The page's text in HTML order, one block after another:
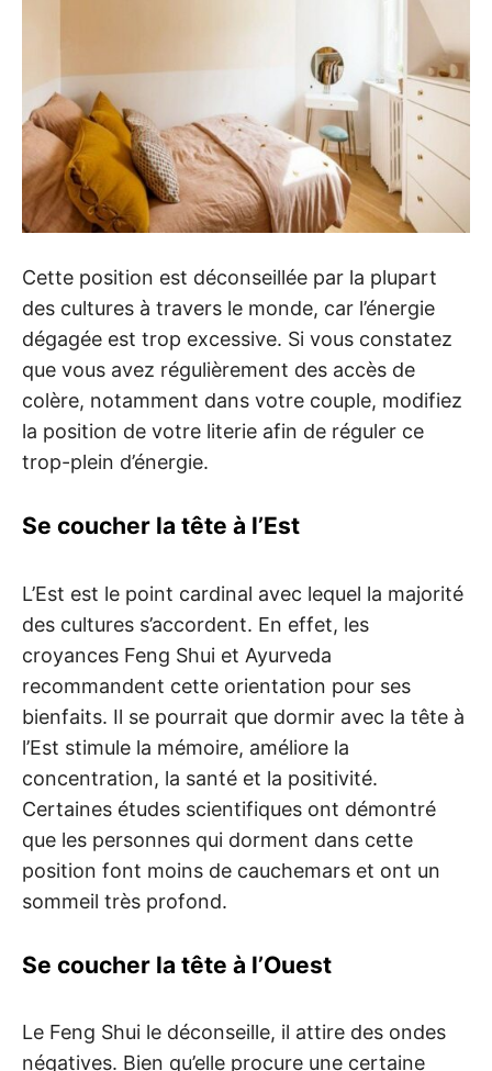
Cette position est déconseillée par la plupart
des cultures à travers le monde, car l’énergie
dégagée est trop excessive. Si vous constatez
que vous avez régulièrement des accès de
colère, notamment dans votre couple, modifiez
la position de votre literie afin de réguler ce
trop-plein d’énergie.
Se coucher la tête à l’Est
L’Est est le point cardinal avec lequel la majorité
des cultures s’accordent. En effet, les
croyances Feng Shui et Ayurveda
recommandent cette orientation pour ses
bienfaits. Il se pourrait que dormir avec la tête à
l’Est stimule la mémoire, améliore la
concentration, la santé et la positivité.
Certaines études scientifiques ont démontré
que les personnes qui dorment dans cette
position font moins de cauchemars et ont un
sommeil très profond.
Se coucher la tête à l’Ouest
Le Feng Shui le déconseille, il attire des ondes
négatives. Bien qu’elle procure une certaine